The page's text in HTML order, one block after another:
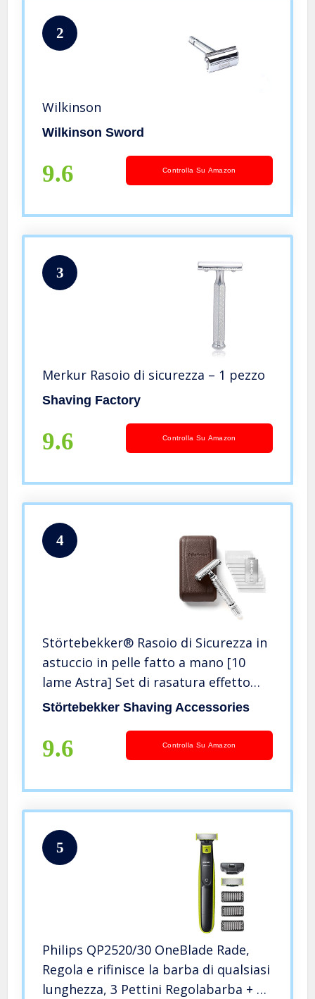
2
Wilkinson
Wilkinson Sword
9.6 Controlla Su Amazon
3
Merkur Rasoio di sicurezza – 1 pezzo
Shaving Factory
9.6 Controlla Su Amazon
4
Störtebekker® Rasoio di Sicurezza in
astuccio in pelle fatto a mano [10
lame Astra] Set di rasatura effetto
vintage – Rasoio a umido di prima
Störtebekker Shaving Accessories
9.6 Controlla Su Amazon
5
Philips QP2520/30 OneBlade Rade,
Regola e rifinisce la barba di qualsiasi
lunghezza, 3 Pettini Regolabarba + 1